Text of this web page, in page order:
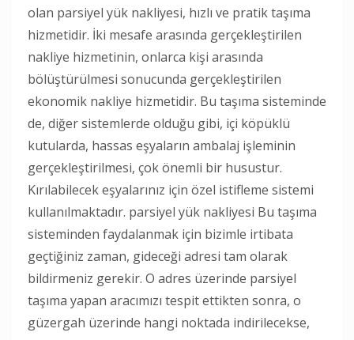
olan parsiyel yük nakliyesi, hızlı ve pratik taşıma
hizmetidir. İki mesafe arasında gerçekleştirilen
nakliye hizmetinin, onlarca kişi arasında
bölüştürülmesi sonucunda gerçekleştirilen
ekonomik nakliye hizmetidir. Bu taşıma sisteminde
de, diğer sistemlerde olduğu gibi, içi köpüklü
kutularda, hassas eşyaların ambalaj işleminin
gerçekleştirilmesi, çok önemli bir husustur.
Kırılabilecek eşyalarınız için özel istifleme sistemi
kullanılmaktadır. parsiyel yük nakliyesi Bu taşıma
sisteminden faydalanmak için bizimle irtibata
geçtiğiniz zaman, gideceği adresi tam olarak
bildirmeniz gerekir. O adres üzerinde parsiyel
taşıma yapan aracımızı tespit ettikten sonra, o
güzergah üzerinde hangi noktada indirilecekse,